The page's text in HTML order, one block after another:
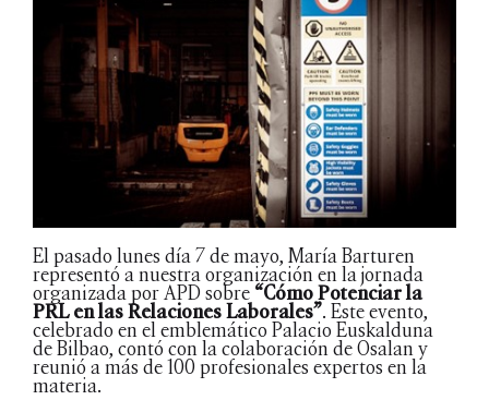
El pasado lunes día 7 de mayo, María Barturen
representó a nuestra organización en la jornada
organizada por APD sobre “Cómo Potenciar la
PRL en las Relaciones Laborales”. Este evento,
celebrado en el emblemático Palacio Euskalduna
de Bilbao, contó con la colaboración de Osalan y
reunió a más de 100 profesionales expertos en la
materia.